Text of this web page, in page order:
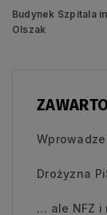
Budynek Szpitala
Olszak
Drożyzna
… ale NFZ i